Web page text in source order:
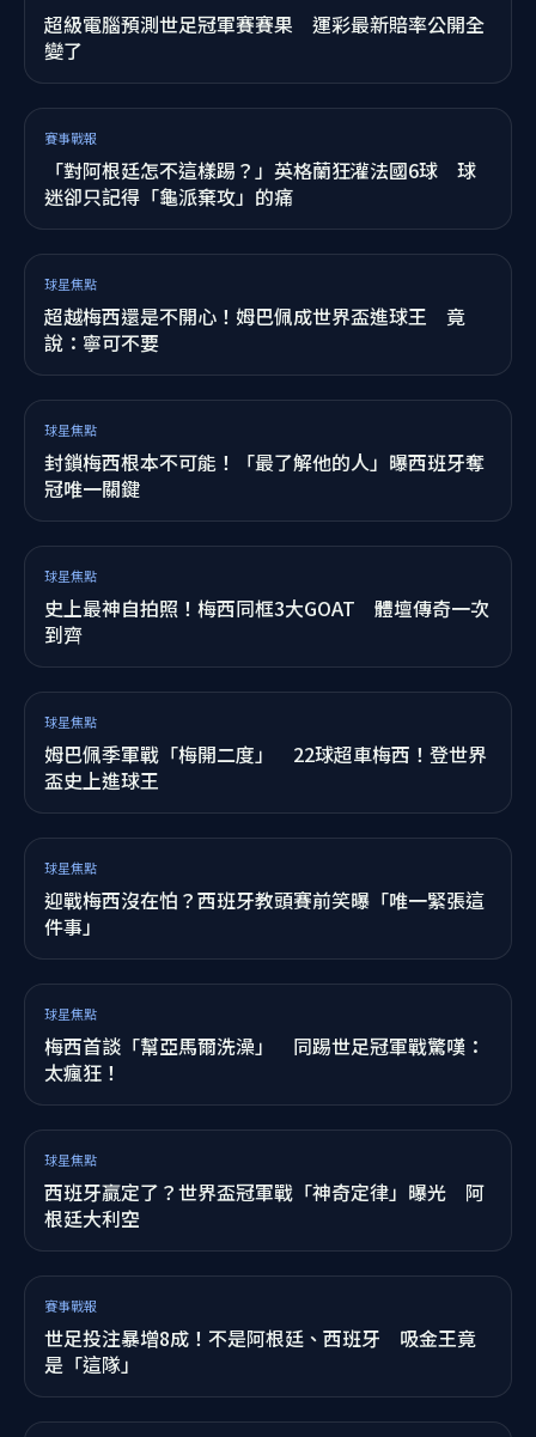
世足賽64年沒球隊連霸 梅西1紀錄仍當「歷史第二
人」
賽事戰報
川普站著不走！西班牙世界盃捧盃變「川普同框
秀」 全球觀眾看傻眼
賽事戰報
世界盃冠軍夢碎！阿根廷首都暴動 催淚瓦斯、水砲
齊發
球星焦點
亞馬爾19歲奪世界盃冠軍寫「神紀錄」！卻錯失這
「一生只有一次」獎項
球星焦點
「阿根廷踢出一場難堪球賽…」他揭關鍵 西班牙讓
梅西沒奇蹟